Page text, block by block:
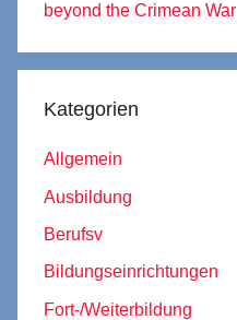
beyond the Crimean War
Kategorien
Allgemein
Ausbildung
Berufsv
Bildungseinrichtungen
Fort-/Weiterbildung